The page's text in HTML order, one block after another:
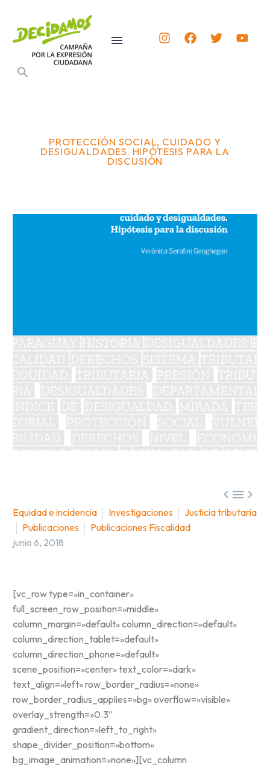
PROTECCIÓN SOCIAL, CUIDADO Y
DESIGUALDADES. HIPÓTESIS PARA LA
DISCUSIÓN

Equidad e incidencia Investigaciones
Justicia tributaria
Publicaciones
Publicaciones Fiscalidad
junio 6, 2018
[vc_row type=»in_container»
full_screen_row_position=»middle»
column_margin=»default» column_direction=»default»
column_direction_tablet=»default»
column_direction_phone=»default»
scene_position=»center» text_color=»dark»
text_align=»left» row_border_radius=»none»
row_border_radius_applies=»bg» overflow=»visible»
overlay_strength=»0.3″
gradient_direction=»left_to_right»
shape_divider_position=»bottom»
bg_image_animation=»none»][vc_column